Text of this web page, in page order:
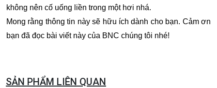
không nên cố uống liền trong một hơi nhá.
Mong rằng thông tin này sẽ hữu ích dành cho bạn. Cảm ơn
bạn đã đọc bài viết này của BNC chúng tôi nhé!
SẢN PHẨM LIÊN QUAN